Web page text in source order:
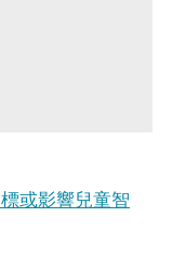
或影響兒童智